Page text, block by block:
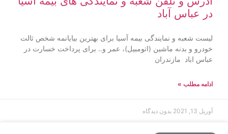
در عباس آباد
لیست شعبه و نمایندگی بیمه آسیا برای بهترین بیایانمه شخص ثالت
خودرو و بدنه ماشین (اتومبیل)، عمر و.. برای پرداخت خسارت در
عباس اباد مازندران
ادامه مطلب »
آوریل 13, 2021 بدون دیدگاه